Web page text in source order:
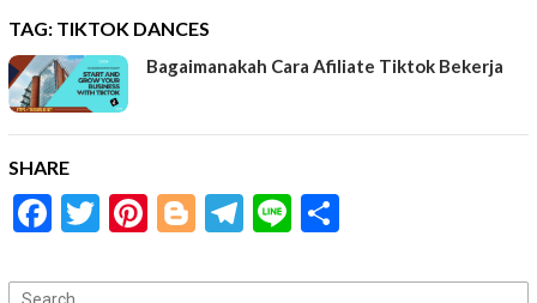
TAG: TIKTOK DANCES
Bagaimanakah Cara Afiliate Tiktok Bekerja
SHARE
Facebook
Twitter
Pinterest
Blogger
Telegram
Line
Search